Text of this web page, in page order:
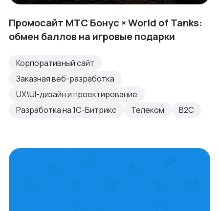
Промосайт МТС Бонус × World of Tanks:
обмен баллов на игровые подарки
Корпоративный сайт
Заказная веб-разработка
UX\UI-дизайн и проектирование
Разработка на 1С-Битрикс
Телеком B2C